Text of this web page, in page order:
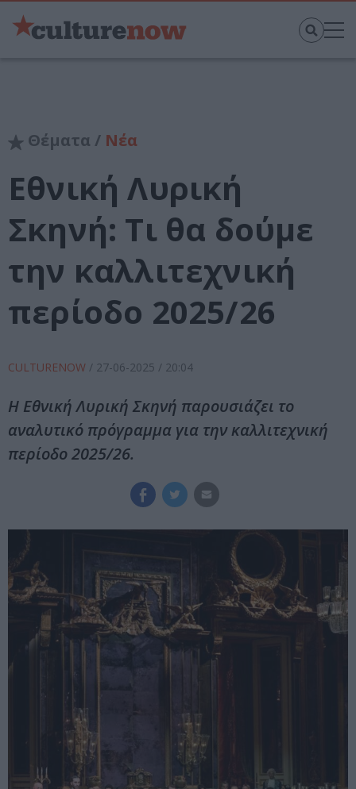
Θέματα / Νέα
Εθνική Λυρική
Σκηνή: Τι θα δούμε
την καλλιτεχνική
περίοδο 2025/26
CULTURENOW / 27-06-2025 / 20:04
Η Εθνική Λυρική Σκηνή παρουσιάζει το
αναλυτικό πρόγραμμα για την καλλιτεχνική
περίοδο 2025/26.